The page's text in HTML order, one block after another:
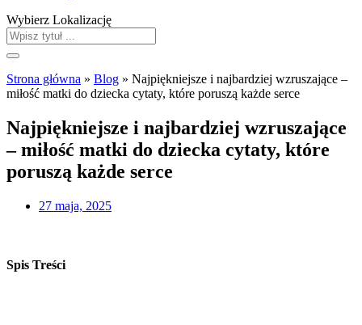
Wybierz Lokalizację
Strona główna » Blog » Najpiękniejsze i najbardziej wzruszające –
miłość matki do dziecka cytaty, które poruszą każde serce
Najpiękniejsze i najbardziej wzruszające
– miłość matki do dziecka cytaty, które
poruszą każde serce
27 maja, 2025
Spis Treści